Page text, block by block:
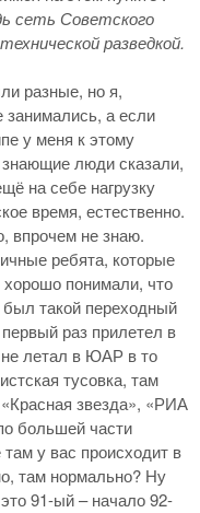
сеть Советского
разведкой.
разные, но я,
занимались, а если
у меня к этому
люди сказали,
на себе нагрузку
время, естественно.
впрочем не знаю.
ребята, которые
понимали, что
был такой переходный
раз прилетел в
летал в ЮАР в то
тусовка, там
звезда», «РИА
большей части
у вас происходит в
там нормально? Ну
91-ый – начало 92-